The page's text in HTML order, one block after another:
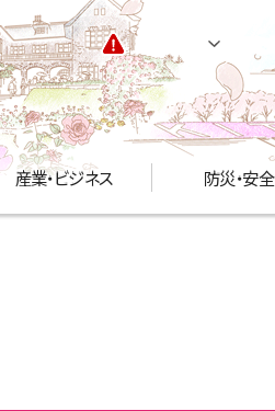
緊急情報
産業・ビジネス 防災・安全